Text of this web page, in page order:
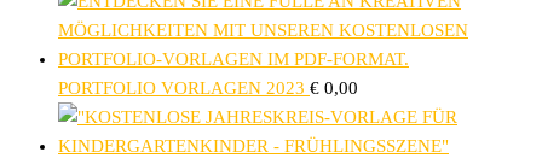
PORTFOLIO VORLAGEN 2023 € 0,00